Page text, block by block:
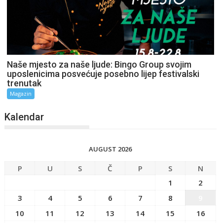
Naše mjesto za naše ljude: Bingo Group svojim
uposlenicima posvećuje posebno lijep festivalski
trenutak
Magazin
Kalendar
AUGUST 2026
P U S Č P S
N
1
2
3
4 5 6 7 8
10
11 12 13 14 15
16